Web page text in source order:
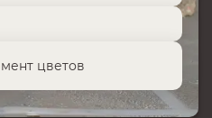
цветов